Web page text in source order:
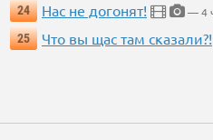
24
Нас не догонят!
— 4
25
Что вы щас там сказали?!